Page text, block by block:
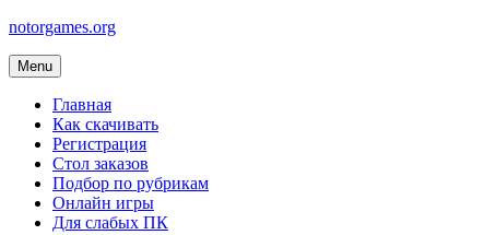
Skip
content
notorgames.org
Menu
Главная
Как скачивать
Регистрация
Стол заказов
Подбор по рубрикам
Онлайн игры
Для слабых ПК